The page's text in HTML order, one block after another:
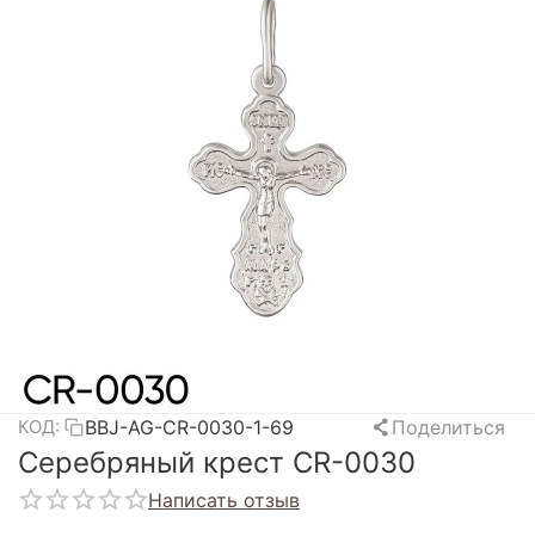
КОД: BBJ-AG-CR-0030-1-69 Поделиться
Серебряный крест CR-0030
Написать отзыв